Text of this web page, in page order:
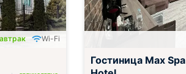
Wi-Fi
Гостиница Max Spa